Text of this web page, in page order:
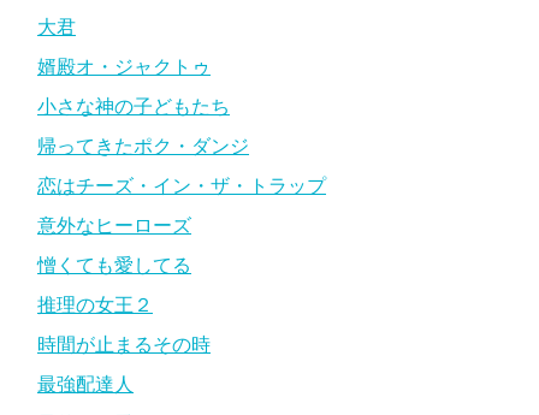
大君
婿殿オ・ジャクトゥ
小さな神の子どもたち
帰ってきたポク・ダンジ
恋はチーズ・イン・ザ・トラップ
意外なヒーローズ
憎くても愛してる
推理の女王２
時間が止まるその時
最強配達人